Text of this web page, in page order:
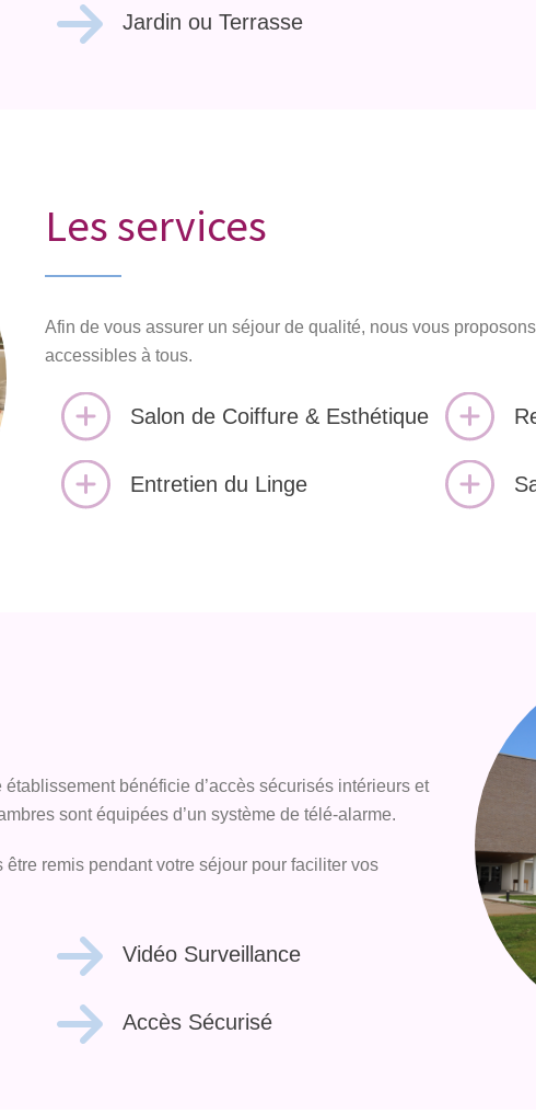
Jardin ou Terrasse
Les services
Afin de vous assurer un séjour de qualité, nous vous
accessibles à tous.
Salon de Coiffure & Esthétique
Entretien du Linge
bénéficie d’accès sécurisés intérieurs et
sont équipées d’un système de télé-alarme.
remis pendant votre séjour pour faciliter vos
Vidéo Surveillance
Accès Sécurisé